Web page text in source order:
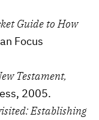
Guide to How
Focus
Testament,
2005.
Establishing